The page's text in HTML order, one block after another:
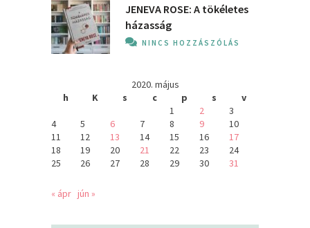
JENEVA ROSE: A ​tökéletes
házasság
NINCS HOZZÁSZÓLÁS
2020. május
h
K s c p s
v
1
2
3
4
5 6 7 8 9
10
11
12 13 14 15 16
17
18
19 20 21 22 23
24
25
26 27 28 29 30 31
« ápr jún »